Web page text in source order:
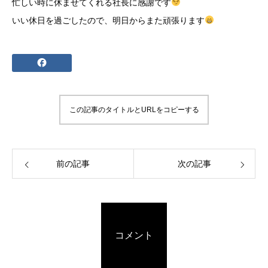
忙しい時に休ませてくれる社長に感謝です
いい休日を過ごしたので、明日からまた頑張ります
この記事のタイトルとURLをコピーする
前の記事 次の記事
コメント